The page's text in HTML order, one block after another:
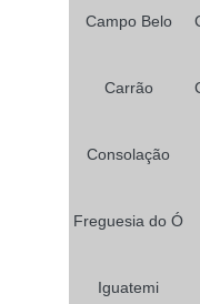
Campo Belo
Carrão
Consolação
Freguesia do Ó
Iguatemi